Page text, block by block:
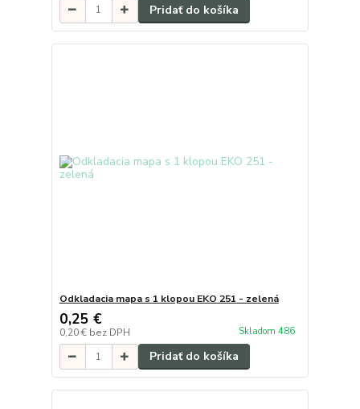
Pridať do košíka
Odkladacia mapa s 1 klopou EKO 251 - zelená
0,25 €
0,20 € bez DPH Skladom 486
Pridať do košíka